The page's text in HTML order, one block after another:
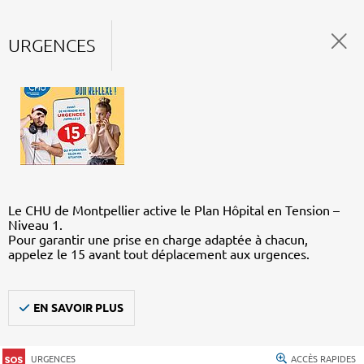
URGENCES
Le CHU de Montpellier active le Plan Hôpital en Tension –
Niveau 1.
Pour garantir une prise en charge adaptée à chacun,
appelez le 15 avant tout déplacement aux urgences.
EN SAVOIR PLUS
URGENCES ACCÈS RAPIDES